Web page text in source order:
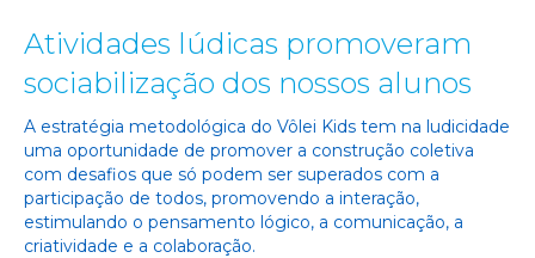
Atividades lúdicas promoveram
sociabilização dos nossos alunos
A estratégia metodológica do Vôlei Kids tem na ludicidade
uma oportunidade de promover a construção coletiva
com desafios que só podem ser superados com a
participação de todos, promovendo a interação,
estimulando o pensamento lógico, a comunicação, a
criatividade e a colaboração.